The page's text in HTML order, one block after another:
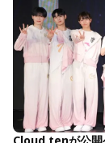
Cloud tenが公開